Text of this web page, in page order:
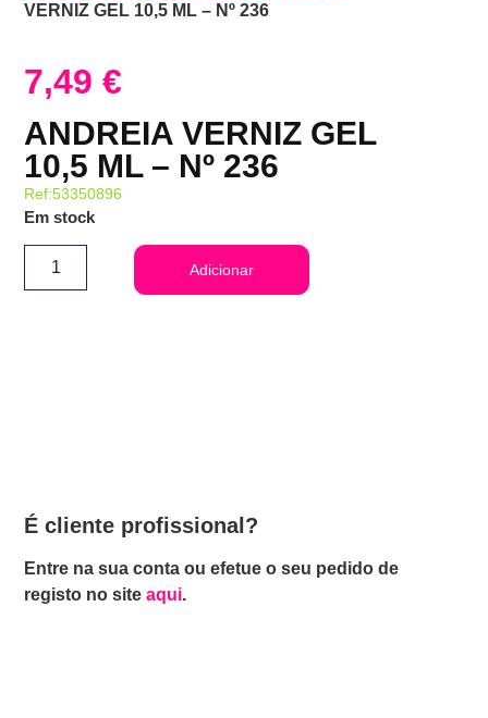
VERNIZ GEL 10,5 ML – Nº 236
7,49€
ANDREIA VERNIZ GEL
10,5 ML – Nº 236
Ref:53350896
Em stock
Adicionar
É cliente profissional?
Entre na sua conta ou efetue o seu pedido de
registo no siteaqui.